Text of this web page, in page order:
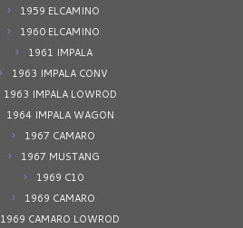
1959 ELCAMINO
1960 ELCAMINO
1961 IMPALA
1963 IMPALA CONV
1963 IMPALA LOWROD
1964 IMPALA WAGON
1967 CAMARO
1967 MUSTANG
1969 C10
1969 CAMARO
1969 CAMARO LOWROD